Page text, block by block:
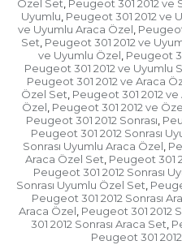
Özel Set, Peugeot 301 2012 ve
Uyumlu, Peugeot 301 2012 ve
ve Uyumlu Araca Özel,
Set, Peugeot 301 2012 ve
ve Uyumlu Özel, Peugeot
Peugeot 301 2012 ve Uyumlu
Peugeot 301 2012 ve Araca
Özel Set, Peugeot 301 2012
Özel, Peugeot 301 2012 ve
Peugeot 301 2012 Sonrası,
Peugeot 301 2012 Sonrası
Sonrası Uyumlu Araca Özel,
Araca Özel Set, Peugeot 301
Peugeot 301 2012 Sonrası
Sonrası Uyumlu Özel Set,
Peugeot 301 2012 Sonrası
Araca Özel, Peugeot 301 2012
301 2012 Sonrası Araca Set,
Peugeot 301